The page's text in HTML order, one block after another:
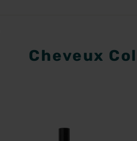
Cheveux